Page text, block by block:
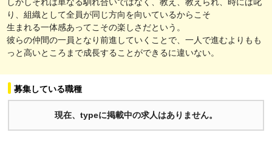
り、組織として全員が同じ方向を向いているからこそ
生まれる一体感あってこその楽しさだという。
彼らの仲間の一員となり前進していくことで、一人で進むよりもも
っと高いところまで成長することができるに違いない。
募集している職種
現在、typeに掲載中の求人はありません。